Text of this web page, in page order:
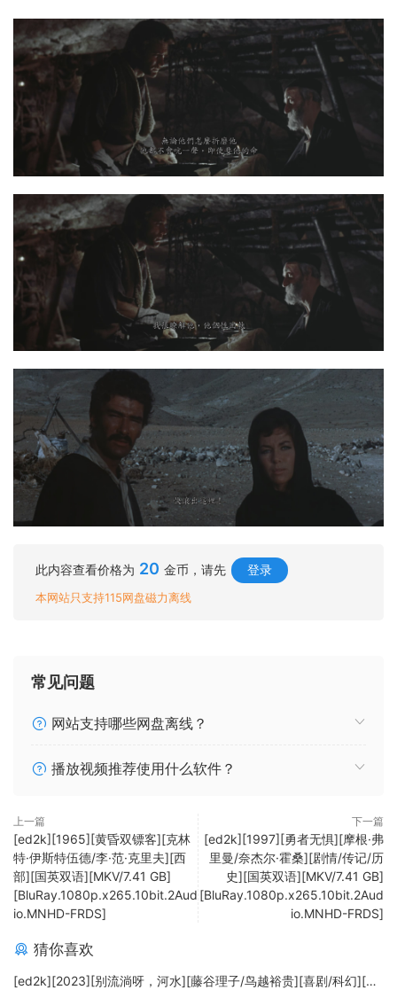
此内容查看价格为 20 金币，请先 登录
本网站只支持115网盘磁力离线
常见问题
网站支持哪些网盘离线？
播放视频推荐使用什么软件？
上一篇
[ed2k][1965][黄昏双镖客][克林
特·伊斯特伍德/李·范·克里夫][西
部][国英双语][MKV/7.41 GB]
[BluRay.1080p.x265.10bit.2Aud
io.MNHD-FRDS]
下一篇
[ed2k][1997][勇者无惧][摩根·弗
里曼/奈杰尔·霍桑][剧情/传记/历
史][国英双语][MKV/7.41 GB]
[BluRay.1080p.x265.10bit.2Aud
io.MNHD-FRDS]
猜你喜欢
[ed2k][2023][别流淌呀，河水][藤谷理子/鸟越裕贵][喜剧/科幻][中